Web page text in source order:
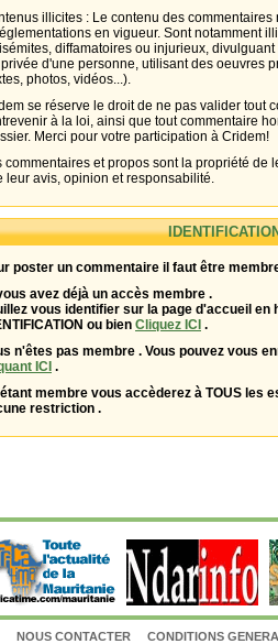
illicites : Le contenu des
en vigueur. Sont notamment
diffamatoires ou injurieux,
d'une personne, utilisant des oeuvres
photos, vidéos...).
se réserve le droit de ne pas valider tout
à la loi, ainsi que tout commentaire
Merci pour votre participation à Cridem!
commentaires et propos sont la propriété de
leur avis, opinion et responsabilité.
poster un commentaire il faut être
avez déjà un accès membre .
vous identifier sur la page d'accueil en
ou bien Cliquez ICI .
n'êtes pas membre . Vous pouvez vous
ICI .
étant membre vous accèderez à TOUS les
restriction .
NOUS CONTACTER CONDITIONS